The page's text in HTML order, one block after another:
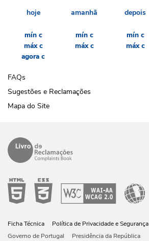
hoje
mín c
máx c
agora c
amanhã
mín c
máx c
depois
mín c
máx c
FAQs
Sugestões e Reclamações
Mapa do Site
Ficha Técnica
Política de Privacidade e Segurança
Governo de Portugal
Presidência da República